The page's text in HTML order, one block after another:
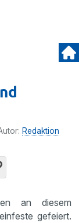
Redaktion
an diesem
gefeiert.